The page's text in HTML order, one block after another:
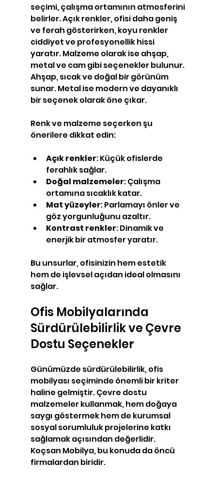
seçimi, çalışma ortamının atmosferini
belirler. Açık renkler, ofisi daha geniş
ve ferah gösterirken, koyu renkler
ciddiyet ve profesyonellik hissi
yaratır. Malzeme olarak ise ahşap,
metal ve cam gibi seçenekler bulunur.
Ahşap, sıcak ve doğal bir görünüm
sunar. Metal ise modern ve dayanıklı
bir seçenek olarak öne çıkar.
Renk ve malzeme seçerken şu
önerilere dikkat edin:
Açık renkler: Küçük ofislerde
ferahlık sağlar.
Doğal malzemeler: Çalışma
ortamına sıcaklık katar.
Mat yüzeyler: Parlamayı önler ve
göz yorgunluğunu azaltır.
Kontrast renkler: Dinamik ve
enerjik bir atmosfer yaratır.
Bu unsurlar, ofisinizin hem estetik
hem de işlevsel açıdan ideal olmasını
sağlar.
Ofis Mobilyalarında
Sürdürülebilirlik ve Çevre
Dostu Seçenekler
Günümüzde sürdürülebilirlik, ofis
mobilyası seçiminde önemli bir kriter
haline gelmiştir. Çevre dostu
malzemeler kullanmak, hem doğaya
saygı göstermek hem de kurumsal
sosyal sorumluluk projelerine katkı
sağlamak açısından değerlidir.
Koçsan Mobilya, bu konuda da öncü
firmalardan biridir.